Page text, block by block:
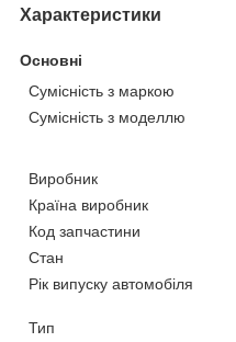
Характеристики
Основні
Сумісність з маркою
Сумісність з моделлю
Виробник
Країна виробник
Код запчастини
Стан
Рік випуску автомобіля
Тип